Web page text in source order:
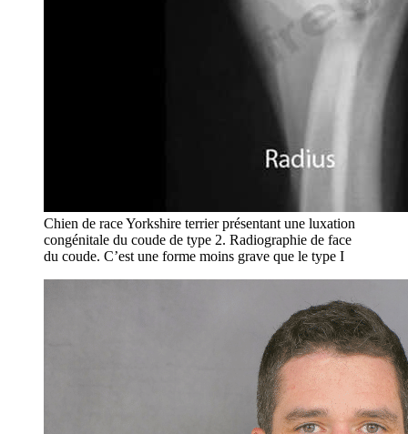
Chien de race Yorkshire terrier présentant une luxation
congénitale du coude de type 2. Radiographie de face
du coude. C’est une forme moins grave que le type I